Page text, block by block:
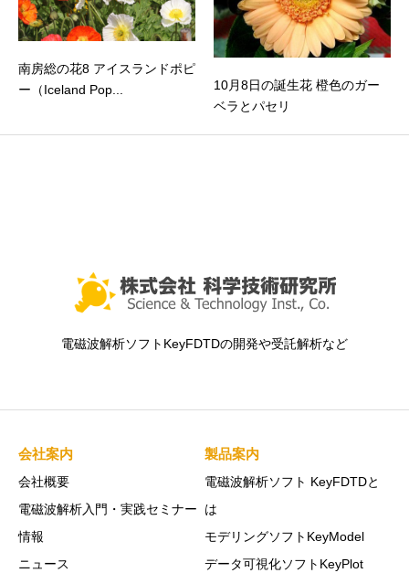
南房総の花8 アイスランドポピ
ー（Iceland Pop...
10月8日の誕生花 橙色のガー
ベラとパセリ
電磁波解析ソフトKeyFDTDの開発や受託解析など
会社案内
会社概要
電磁波解析入門・実践セミナー
情報
ニュース
製品案内
電磁波解析ソフト KeyFDTDと
は
モデリングソフトKeyModel
データ可視化ソフトKeyPlot